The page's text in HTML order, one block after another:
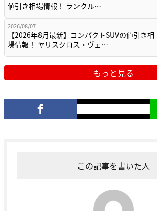
値引き相場情報！ ランクル…
2026/08/07
【2026年8月最新】コンパクトSUVの値引き相
場情報！ ヤリスクロス・ヴェ…
もっと見る
この記事を書いた人